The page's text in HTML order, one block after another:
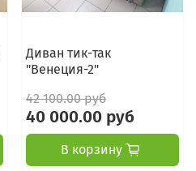
Диван тик-так
"Венеция-2"
42 100.00 руб
40 000.00 руб
В корзину